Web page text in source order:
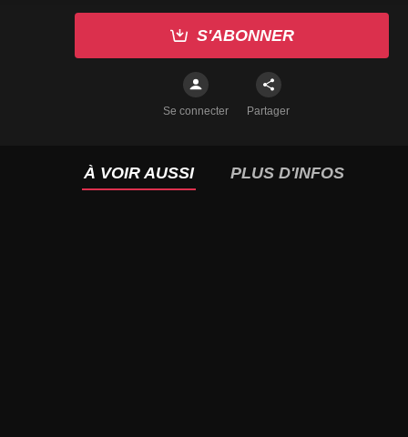
S'ABONNER
Se connecter Partager
À VOIR AUSSI PLUS D'INFOS